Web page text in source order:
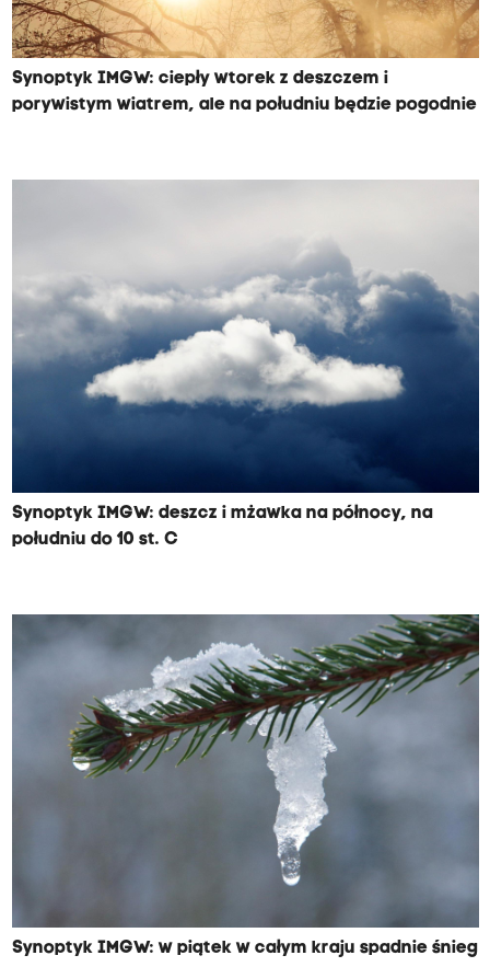
Synoptyk IMGW: ciepły wtorek z deszczem i
porywistym wiatrem, ale na południu będzie pogodnie
Synoptyk IMGW: deszcz i mżawka na północy, na
południu do 10 st. C
Synoptyk IMGW: w piątek w całym kraju spadnie śnieg